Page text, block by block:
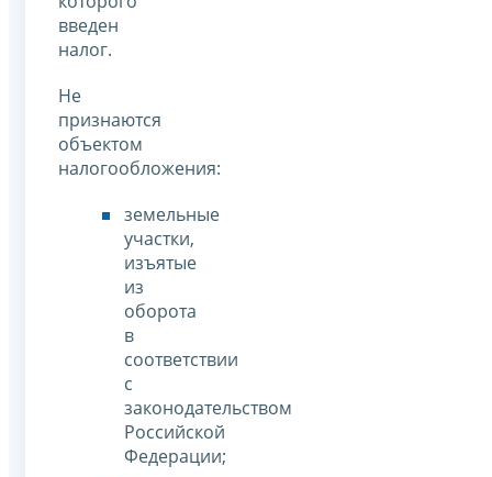
введен
налог.
Не
признаются
объектом
налогообложения:
земельные
участки,
изъятые
из
оборота
в
соответствии
с
законодательством
Российской
Федерации;